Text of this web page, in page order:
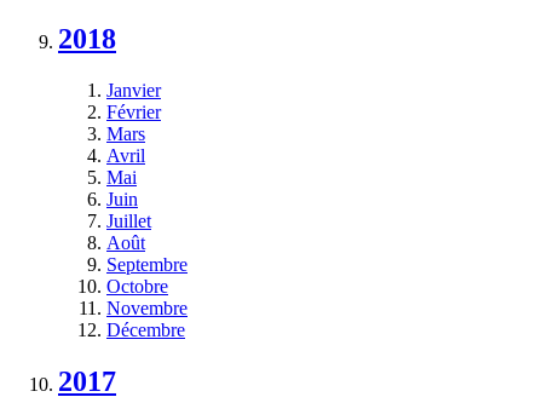
2018
Janvier
Février
Mars
Avril
Mai
Juin
Juillet
Août
Septembre
Octobre
Novembre
Décembre
2017